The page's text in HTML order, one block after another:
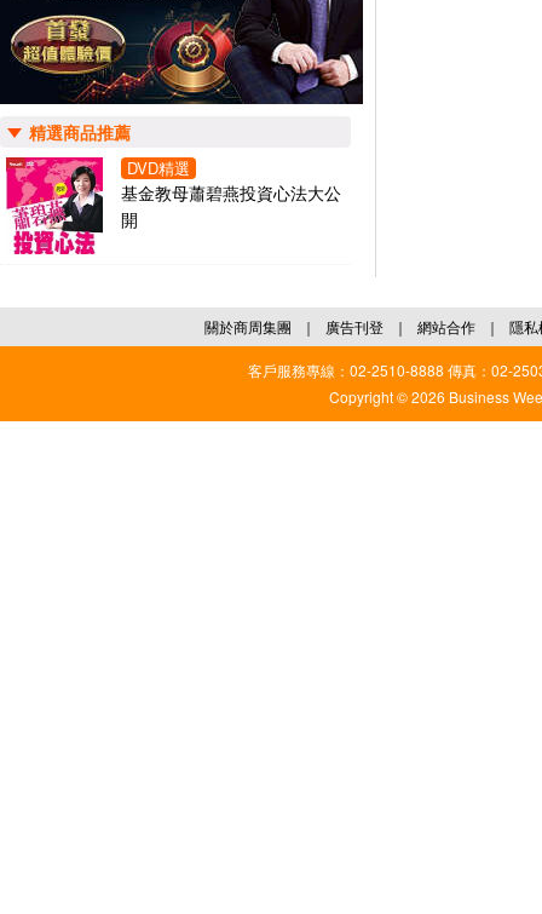
精選商品推薦
DVD精選
基金教母蕭碧燕投資心法大公
開
關於商周集團 ｜ 廣告刊登 ｜ 網站合作 ｜ 隱私
客戶服務專線：02-2510-8888 傳真：02-
Copyright © 2026 Business